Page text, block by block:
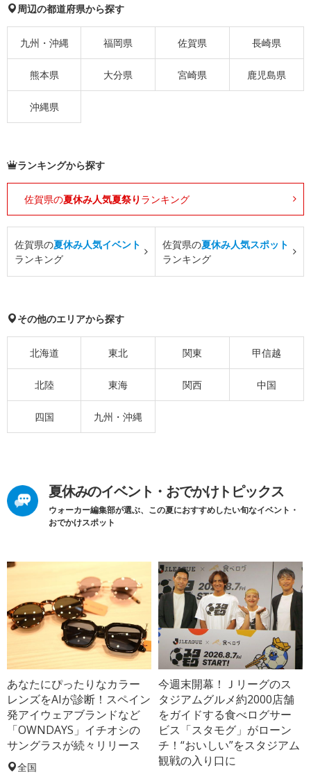
周辺の都道府県から探す
九州・沖縄 福岡県 佐賀県 長崎県
熊本県 大分県 宮崎県 鹿児島県
沖縄県
ランキングから探す
佐賀県の夏休み人気夏祭り ランキング
佐賀県の夏休み人気イベント
ランキング
佐賀県の夏休み人気スポット
ランキング
その他のエリアから探す
北海道 東北 関東 甲信越
北陸 東海 関西 中国
四国 九州・沖縄
夏休みのイベント・おでかけトピックス
ウォーカー編集部が選ぶ、この夏におすすめしたい旬なイベント・
おでかけスポット
あなたにぴったりなカラー
レンズをAIが診断！スペイン
発アイウェアブランドなど
「OWNDAYS」イチオシの
サングラスが続々リリース
全国
今週末開幕！Ｊリーグのス
タジアムグルメ約2000店舗
をガイドする食べログサー
ビス「スタモグ」がローン
チ！“おいしい”をスタジアム
観戦の入り口に